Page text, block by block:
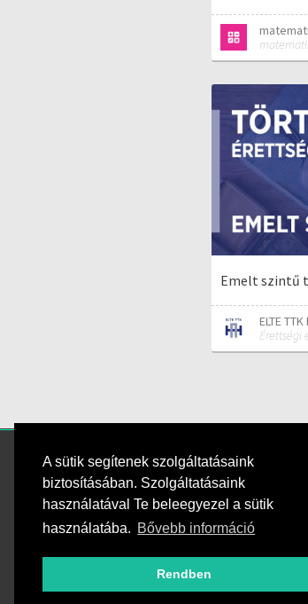
A sütik segítenek szolgáltatásaink
biztosításában. Szolgáltatásaink
használatával Te beleegyezel a sütik
használatába. Bővebb információ
Rendben
Emelt szintű
ELTE
Érettségi
Kövess